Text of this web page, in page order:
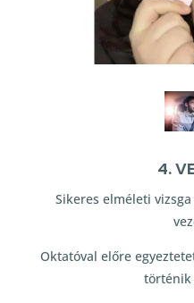
4.
Sikeres elméleti
Oktatóval előre
történik